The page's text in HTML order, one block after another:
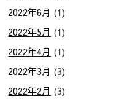
2022年6月 (1)
2022年5月 (1)
2022年4月 (1)
2022年3月 (3)
2022年2月 (3)